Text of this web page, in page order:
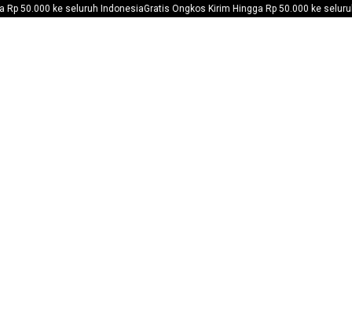
50.000 ke seluruh IndonesiaGratis Ongkos Kirim Hingga Rp 50.000 ke seluruh